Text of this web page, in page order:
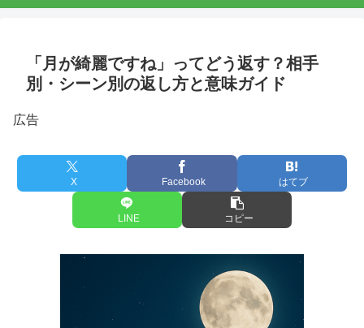
「月が綺麗ですね」ってどう返す？相手
別・シーン別の返し方と意味ガイド
広告
X Facebook はてブ
LINE コピー